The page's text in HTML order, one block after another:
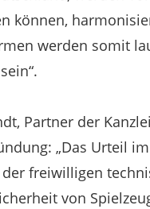
können,
werden somit
Partner der
„Das Urteil
freiwilligen
von